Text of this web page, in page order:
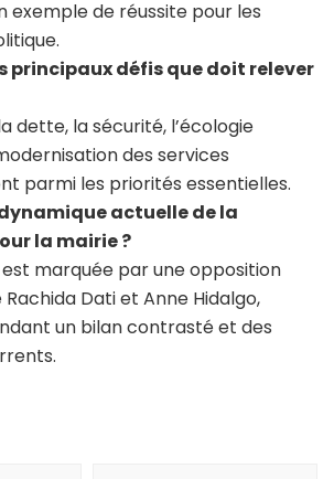
exemple de réussite pour les
principaux défis que doit relever
dette, la sécurité, l’écologie
des services
parmi les priorités essentielles.
actuelle de la
la mairie ?
marquée par une opposition
Dati et Anne Hidalgo,
un bilan contrasté et des